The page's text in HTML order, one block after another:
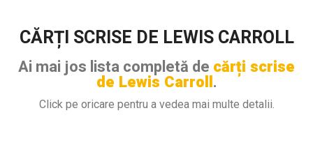
CĂRȚI SCRISE DE LEWIS CARROLL
Ai mai jos lista completă de cărți scrise
de Lewis Carroll.
Click pe oricare pentru a vedea mai multe detalii.